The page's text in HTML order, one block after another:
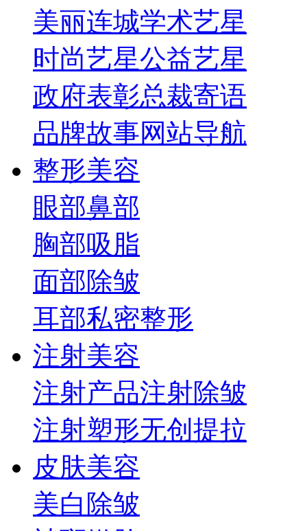
美丽连城学术艺星
时尚艺星公益艺星
政府表彰总裁寄语
品牌故事网站导航
整形美容
眼部鼻部
胸部吸脂
面部除皱
耳部私密整形
注射美容
注射产品注射除皱
注射塑形无创提拉
皮肤美容
美白 除皱